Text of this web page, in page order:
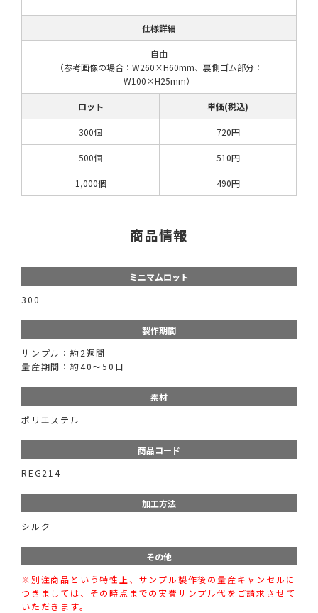
仕様詳細
自由
（参考画像の場合：W260×H60mm、裏側ゴム部分：
W100×H25mm）
ロット 単価(税込)
300個 720円
500個 510円
1,000個 490円
商品情報
ミニマムロット
300
製作期間
サンプル：約2週間
量産期間：約40～50日
素材
ポリエステル
商品コード
REG214
加工方法
シルク
その他
※別注商品という特性上、サンプル製作後の量産キャンセルに
つきましては、その時点までの実費サンプル代をご請求させて
いただきます。